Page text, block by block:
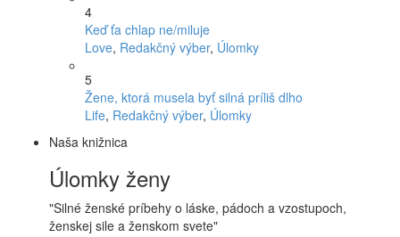
4
Keď ťa chlap ne/miluje
Love, Redakčný výber, Úlomky
5
Žene, ktorá musela byť silná príliš dlho
Life, Redakčný výber, Úlomky
Naša knižnica
Úlomky ženy
"Silné ženské príbehy o láske, pádoch a vzostupoch,
ženskej sile a ženskom svete"